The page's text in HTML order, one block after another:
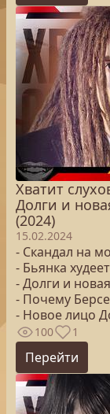
Хватит
Долги и
(2024)
15.02.2024
- Скандал на
- Бьянка
- Долги и
- Почему
- Новое лицо
100 1
Перейти